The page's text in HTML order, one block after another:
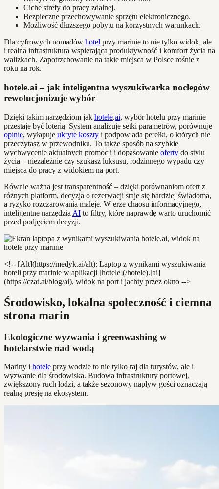
Ciche strefy do pracy zdalnej.
Bezpieczne przechowywanie sprzętu elektronicznego.
Możliwość dłuższego pobytu na korzystnych warunkach.
Dla cyfrowych nomadów hotel przy marinie to nie tylko widok, ale
i realna infrastruktura wspierająca produktywność i komfort życia na
walizkach. Zapotrzebowanie na takie miejsca w Polsce rośnie z
roku na rok.
hotele.ai – jak inteligentna wyszukiwarka noclegów
rewolucjonizuje wybór
Dzięki takim narzędziom jak hotele.ai, wybór hotelu przy marinie
przestaje być loterią. System analizuje setki parametrów, porównuje
opinie, wyłapuje ukryte koszty i podpowiada perełki, o których nie
przeczytasz w przewodniku. To także sposób na szybkie
wychwycenie aktualnych promocji i dopasowanie oferty do stylu
życia – niezależnie czy szukasz luksusu, rodzinnego wypadu czy
miejsca do pracy z widokiem na port.
Równie ważna jest transparentność – dzięki porównaniom ofert z
różnych platform, decyzja o rezerwacji staje się bardziej świadoma,
a ryzyko rozczarowania maleje. W erze chaosu informacyjnego,
inteligentne narzędzia AI to filtry, które naprawdę warto uruchomić
przed podjęciem decyzji.
<!-- [Alt](https://medyk.ai/alt): Laptop z wynikami wyszukiwania
hoteli przy marinie w aplikacji [hotele](/hotele).[ai]
(https://czat.ai/blog/ai), widok na port i jachty przez okno -->
Środowisko, lokalna społeczność i ciemna
strona marin
Ekologiczne wyzwania i greenwashing w
hotelarstwie nad wodą
Mariny i hotele przy wodzie to nie tylko raj dla turystów, ale i
wyzwanie dla środowiska. Budowa infrastruktury portowej,
zwiększony ruch łodzi, a także sezonowy napływ gości oznaczają
realną presję na ekosystem.